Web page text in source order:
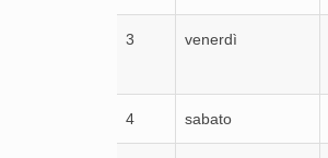
3 venerdì
4 sabato